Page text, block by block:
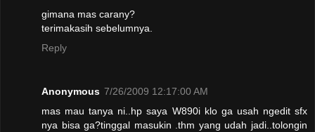
gimana mas carany?
terimakasih sebelumnya.
Reply
Anonymous 7/26/2009 12:17:00 AM
mas mau tanya ni..hp saya W890i klo ga usah ngedit sfx
nya bisa ga?tinggal masukin .thm yang udah jadi..tolongin